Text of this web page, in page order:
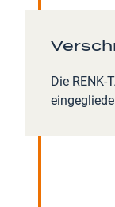
Die RENK-